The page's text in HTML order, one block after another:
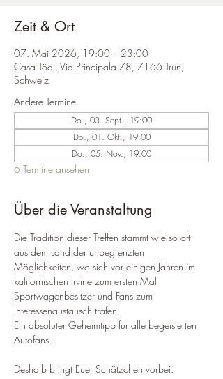
Zeit & Ort
07. Mai 2026, 19:00 – 23:00
Casa Tödi, Via Principala 78, 7166 Trun,
Schweiz
Andere Termine
Do., 03. Sept., 19:00
Do., 01. Okt., 19:00
Do., 05. Nov., 19:00
6 Termine ansehen
Über die Veranstaltung
Die Tradition dieser Treffen stammt wie so oft
aus dem Land der unbegrenzten
Möglichkeiten, wo sich vor einigen Jahren im
kalifornischen Irvine zum ersten Mal
Sportwagenbesitzer und Fans zum
Interessenaustausch trafen.
Ein absoluter Geheimtipp für alle begeisterten
Autofans.
Deshalb bringt Euer Schätzchen vorbei.